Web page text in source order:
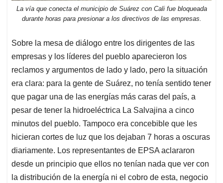
La vía que conecta el municipio de Suárez con Cali fue bloqueada
durante horas para presionar a los directivos de las empresas.
Sobre la mesa de diálogo entre los dirigentes de las
empresas y los líderes del pueblo aparecieron los
reclamos y argumentos de lado y lado, pero la situación
era clara: para la gente de Suárez, no tenía sentido tener
que pagar una de las energías más caras del país, a
pesar de tener la hidroeléctrica La Salvajina a cinco
minutos del pueblo. Tampoco era concebible que les
hicieran cortes de luz que los dejaban 7 horas a oscuras
diariamente. Los representantes de EPSA aclararon
desde un principio que ellos no tenían nada que ver con
la distribución de la energía ni el cobro de esta, negocio